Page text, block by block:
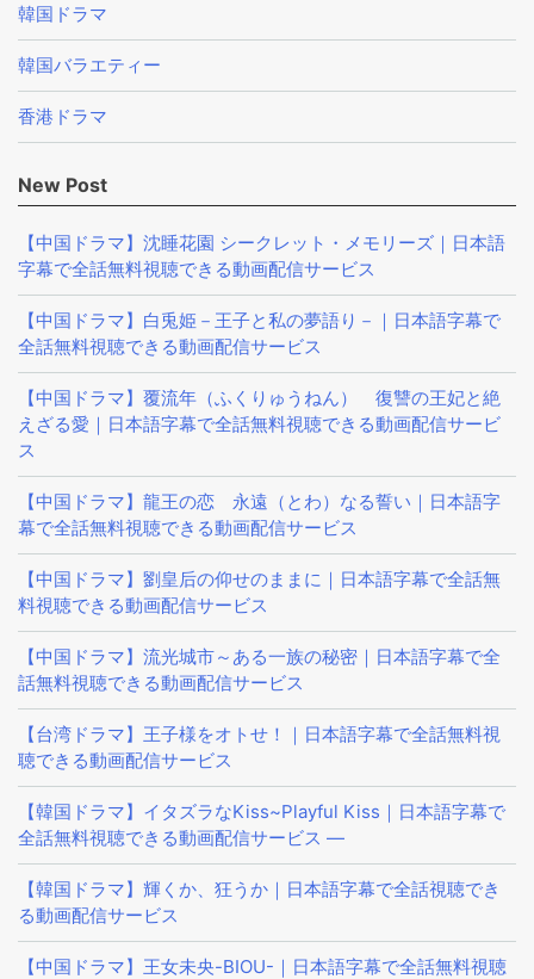
韓国ドラマ
韓国バラエティー
香港ドラマ
New Post
【中国ドラマ】沈睡花園 シークレット・メモリーズ｜日本語
字幕で全話無料視聴できる動画配信サービス
【中国ドラマ】白兎姫－王子と私の夢語り－｜日本語字幕で
全話無料視聴できる動画配信サービス
【中国ドラマ】覆流年（ふくりゅうねん） 復讐の王妃と絶
えざる愛｜日本語字幕で全話無料視聴できる動画配信サービ
ス
【中国ドラマ】龍王の恋 永遠（とわ）なる誓い｜日本語字
幕で全話無料視聴できる動画配信サービス
【中国ドラマ】劉皇后の仰せのままに｜日本語字幕で全話無
料視聴できる動画配信サービス
【中国ドラマ】流光城市～ある一族の秘密｜日本語字幕で全
話無料視聴できる動画配信サービス
【台湾ドラマ】王子様をオトせ！｜日本語字幕で全話無料視
聴できる動画配信サービス
【韓国ドラマ】イタズラなKiss~Playful Kiss｜日本語字幕で
全話無料視聴できる動画配信サービス —
【韓国ドラマ】輝くか、狂うか｜日本語字幕で全話視聴でき
る動画配信サービス
【中国ドラマ】王女未央-BIOU-｜日本語字幕で全話無料視聴